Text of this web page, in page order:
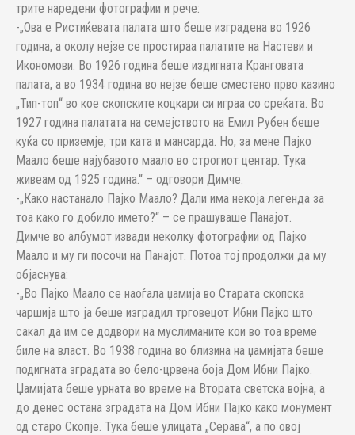
трите наредени фотографии и рече:
-„Ова е Ристиќевата палата што беше изградена во 1926
година, а околу нејзе се простираа палатите на Настеви и
Икономови. Во 1926 година беше издигната Кранговата
палата, а во 1934 година во нејзе беше сместено прво казино
„Тип-топ“ во кое скопските коцкари си играа со среќата. Во
1927 година палатата на семејството на Емил Рубен беше
куќа со приземје, три ката и мансарда. Но, за мене Пајко
Маало беше најубавото маало во строгиот центар. Тука
живеам од 1925 година.“ – одговори Димче.
-„Како настанало Пајко Маало? Дали има некоја легенда за
тоа како го добило името?“ – се прашуваше Панајот.
Димче во албумот извади неколку фотографии од Пајко
Маало и му ги посочи на Панајот. Потоа тој продолжи да му
објаснува:
-„Во Пајко Маало се наоѓала џамија во Старата скопска
чаршија што ја беше изградил трговецот Ибни Пајко што
сакал да им се додвори на муслиманите кои во тоа време
биле на власт. Во 1938 година во близина на џамијата беше
подигната зградата во бело-црвена боја Дом Ибни Пајко.
Џамијата беше урната во време на Втората светска војна, а
до денес остана зградата на Дом Ибни Пајко како монумент
од старо Скопје. Тука беше улицата „Серава“, а по овој